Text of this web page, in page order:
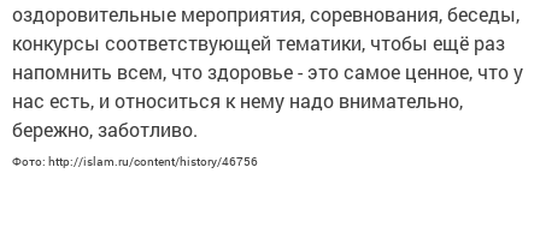
оздоровительные мероприятия, соревнования, беседы,
конкурсы соответствующей тематики, чтобы ещё раз
напомнить всем, что здоровье - это самое ценное, что у
нас есть, и относиться к нему надо внимательно,
бережно, заботливо.
Фото: http://islam.ru/content/history/46756